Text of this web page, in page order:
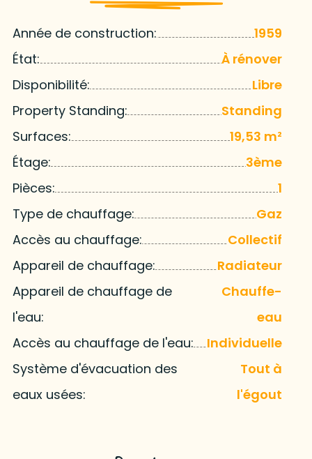
Année de construction:
1959
État:
À rénover
Disponibilité:
Libre
Property Standing:
Standing
Surfaces:
19,53 m²
Étage:
3ème
Pièces:
1
Type de chauffage:
Gaz
Accès au chauffage:
Collectif
Appareil de chauffage:
Radiateur
Appareil de chauffage de
l'eau:
Chauffe-
eau
Accès au chauffage de l'eau:
Individuelle
Système d'évacuation des
eaux usées:
Tout à
l'égout